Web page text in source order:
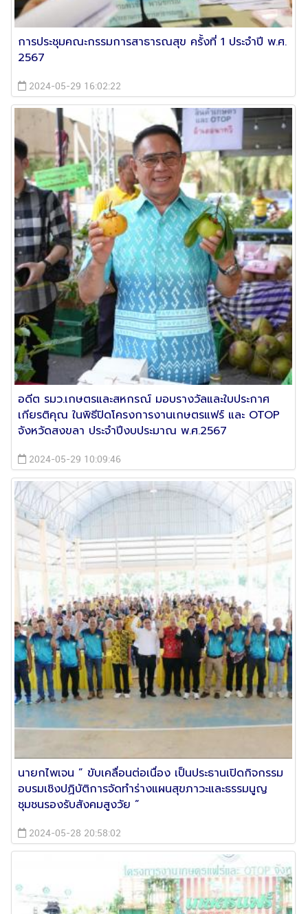
การประชุมคณะกรรมการสาธารณสุข ครั้งที่ 1 ประจำปี พ.ศ.
2567​
2024-05-29 16:02:22
อดีต รมว.เกษตรและสหกรณ์ มอบรางวัลและใบประกาศ
เกียรติคุณ ในพิธีปิดโครงการงานเกษตรแฟร์ และ OTOP
จังหวัดสงขลา ประจำปีงบประมาณ พ.ศ.2567
2024-05-29 10:09:46
นายกไพเจน ” ขับเคลื่อนต่อเนื่อง เป็นประธานเปิดกิจกรรม
อบรมเชิงปฏิบัติการจัดทำร่างแผนสุขภาวะและธรรมนูญ
ชุมชนรองรับสังคมสูงวัย ”
2024-05-28 20:58:02